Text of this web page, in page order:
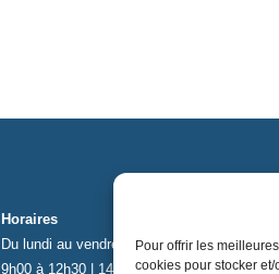
Pour offrir les
cookies pour stocker
Horaires
Du lundi au vendredi
9h00 à 12h30 | 14h00 à 17h00